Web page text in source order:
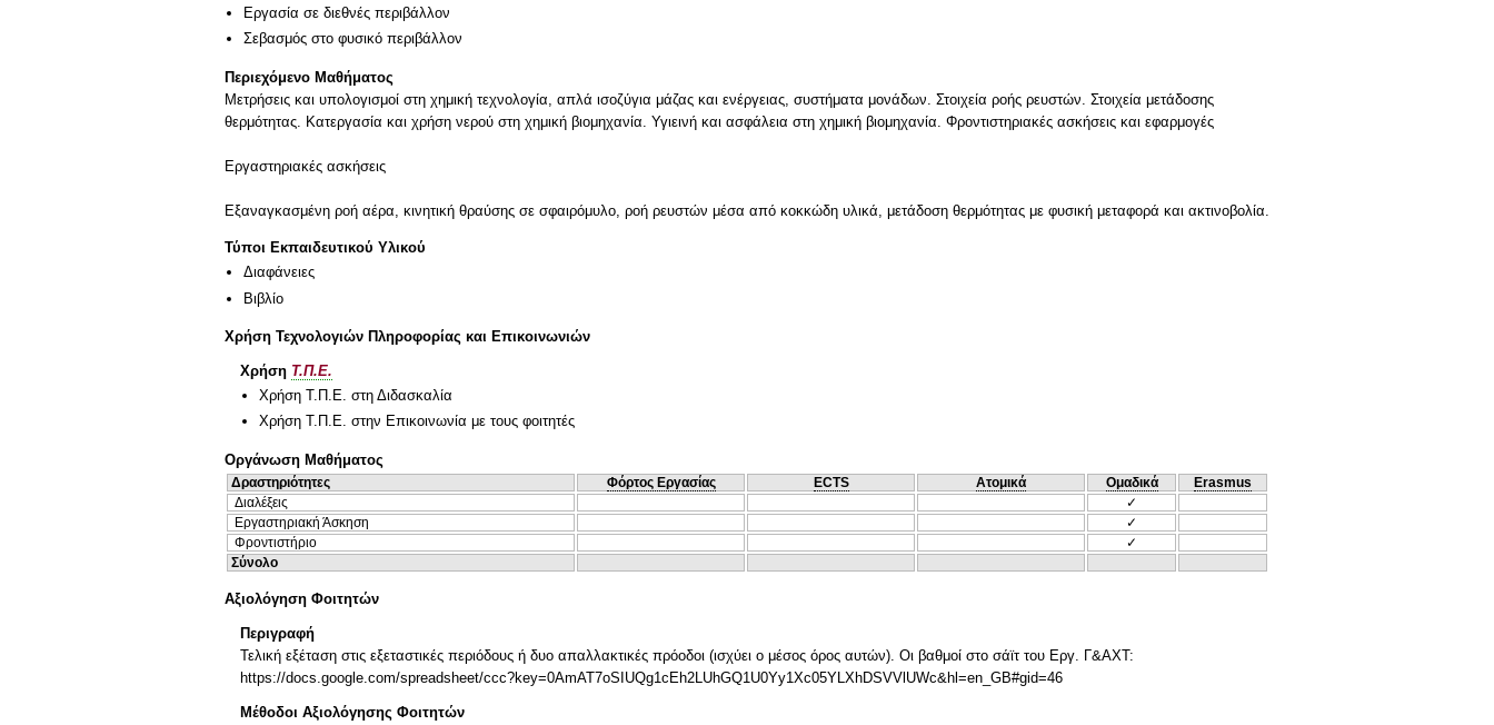
Εργασία σε διεθνές περιβάλλον
Σεβασμός στο φυσικό περιβάλλον
Περιεχόμενο Μαθήματος
Μετρήσεις και υπολογισμοί στη χημική τεχνολογία, απλά ισοζύγια μάζας και ενέργειας, συστήματα μονάδων. Στοιχεία ροής ρευστών. Στοιχεία μετάδοσης
θερμότητας. Κατεργασία και χρήση νερού στη χημική βιομηχανία. Υγιεινή και ασφάλεια στη χημική βιομηχανία. Φροντιστηριακές ασκήσεις και εφαρμογές
Εργαστηριακές ασκήσεις
Εξαναγκασμένη ροή αέρα, κινητική θραύσης σε σφαιρόμυλο, ροή ρευστών μέσα από κοκκώδη υλικά, μετάδοση θερμότητας με φυσική μεταφορά και ακτινοβολία.
Τύποι Εκπαιδευτικού Υλικού
Διαφάνειες
Βιβλίο
Χρήση Τεχνολογιών Πληροφορίας και Επικοινωνιών
Χρήση Τ.Π.Ε.
Χρήση Τ.Π.Ε. στη Διδασκαλία
Χρήση Τ.Π.Ε. στην Επικοινωνία με τους φοιτητές
Οργάνωση Μαθήματος
Δραστηριότητες Φόρτος Εργασίας ECTS Ατομικά Ομαδικά
Erasmus
Διαλέξεις
✓
Εργαστηριακή Άσκηση
✓
Φροντιστήριο
✓
Σύνολο
Αξιολόγηση Φοιτητών
Περιγραφή
Τελική εξέταση στις εξεταστικές περιόδους ή δυο απαλλακτικές πρόοδοι (ισχύει ο μέσος όρος αυτών). Οι βαθμοί στο σάϊτ του Εργ. Γ&ΑΧΤ:
https://docs.google.com/spreadsheet/ccc?key=0AmAT7oSIUQg1cEh2LUhGQ1U0Yy1Xc05YLXhDSVVlUWc&hl=en_GB#gid=46
Μέθοδοι Αξιολόγησης Φοιτητών